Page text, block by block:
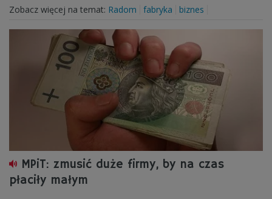
Zobacz więcej na temat: Radom fabryka biznes
MPiT: zmusić duże firmy, by na czas
płaciły małym